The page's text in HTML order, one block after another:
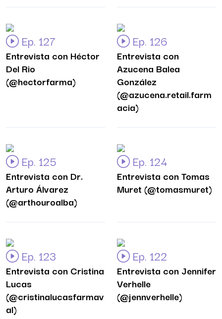
Ep. 127
Entrevista con Héctor
Del Rio
(@hectorfarma)
Ep. 126
Entrevista con
Azucena Balea
González
(@azucena.retail.farm
acia)
Ep. 125
Entrevista con Dr.
Arturo Álvarez
(@arthouroalba)
Ep. 124
Entrevista con Tomas
Muret (@tomasmuret)
Ep. 123
Entrevista con Cristina
Lucas
(@cristinalucasfarmav
al)
Ep. 122
Entrevista con Jennifer
Verhelle
(@jennverhelle)